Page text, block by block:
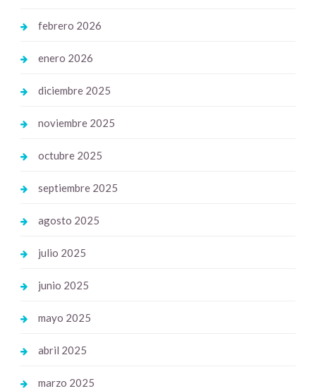
febrero 2026
enero 2026
diciembre 2025
noviembre 2025
octubre 2025
septiembre 2025
agosto 2025
julio 2025
junio 2025
mayo 2025
abril 2025
marzo 2025